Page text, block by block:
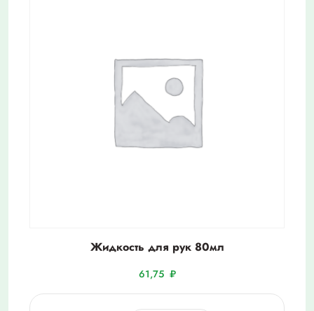
Жидкость для рук 80мл
61,75 ₽